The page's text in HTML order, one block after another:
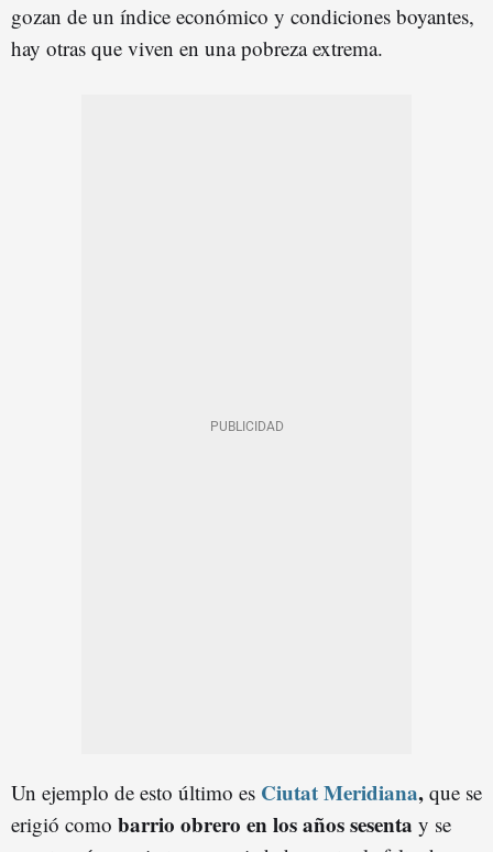
gozan de un índice económico y condiciones boyantes,
hay otras que viven en una pobreza extrema.
Un ejemplo de esto último es Ciutat Meridiana, que se
erigió como barrio obrero en los años sesenta y se